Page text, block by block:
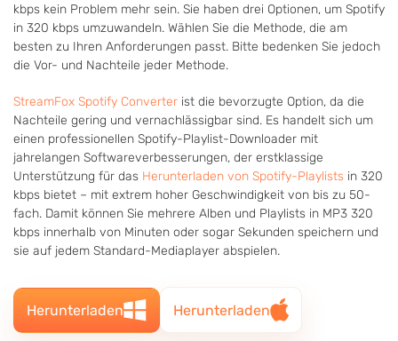
kbps kein Problem mehr sein. Sie haben drei Optionen, um Spotify
in 320 kbps umzuwandeln. Wählen Sie die Methode, die am
besten zu Ihren Anforderungen passt. Bitte bedenken Sie jedoch
die Vor- und Nachteile jeder Methode.
StreamFox Spotify Converter ist die bevorzugte Option, da die
Nachteile gering und vernachlässigbar sind. Es handelt sich um
einen professionellen Spotify-Playlist-Downloader mit
jahrelangen Softwareverbesserungen, der erstklassige
Unterstützung für das Herunterladen von Spotify-Playlists in 320
kbps bietet – mit extrem hoher Geschwindigkeit von bis zu 50-
fach. Damit können Sie mehrere Alben und Playlists in MP3 320
kbps innerhalb von Minuten oder sogar Sekunden speichern und
sie auf jedem Standard-Mediaplayer abspielen.
Herunterladen Herunterladen